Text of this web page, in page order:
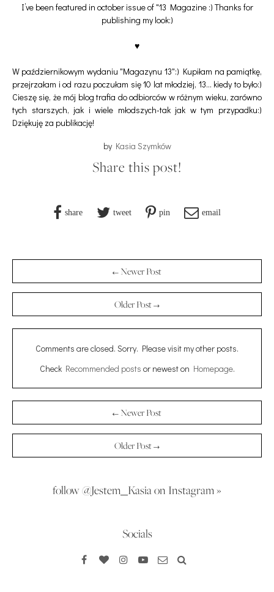
I’ve been featured in october issue of "13 Magazine :) Thanks for
publishing my look:)
♥
W październikowym wydaniu "Magazynu 13":) Kupiłam na pamiątkę,
przejrzałam i od razu poczułam się 10 lat młodziej, 13... kiedy to było:)
Cieszę się, że mój blog trafia do odbiorców w różnym wieku, zarówno
tych starszych, jak i wiele młodszych-tak jak w tym przypadku:)
Dziękuję za publikację!
by Kasia Szymków
Share this post!
share tweet pin email
← Newer Post
Older Post →
Comments are closed. Sorry. Please visit my other posts.
Check Recommended posts or newest on Homepage.
← Newer Post
Older Post →
follow @Jestem_Kasia on Instagram »
Socials